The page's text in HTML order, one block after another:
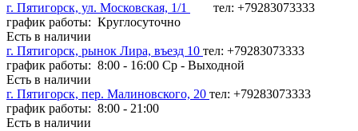
г. Пятигорск, ул. Московская, 1/1
тел: +79283073333
график работы: Круглосуточно
Есть в наличии
г. Пятигорск, рынок Лира, въезд 10 тел: +79283073333
график работы: 8:00 - 16:00 Ср - Выходной
Есть в наличии
г. Пятигорск, пер. Малиновского, 20 тел: +79283073333
график работы: 8:00 - 21:00
Есть в наличии